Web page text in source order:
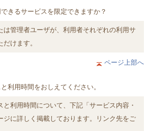
きるサービスを限定できますか？
は管理者ユーザが、利用者それぞれの利用サ
けます。
ページ上部へ
利用時間をおしえてください。
と利用時間について、下記「サービス内容・
ジに詳しく掲載しております。リンク先をご